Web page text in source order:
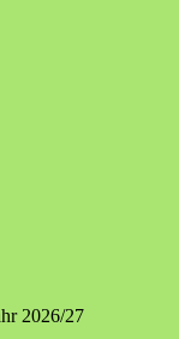
2026/27